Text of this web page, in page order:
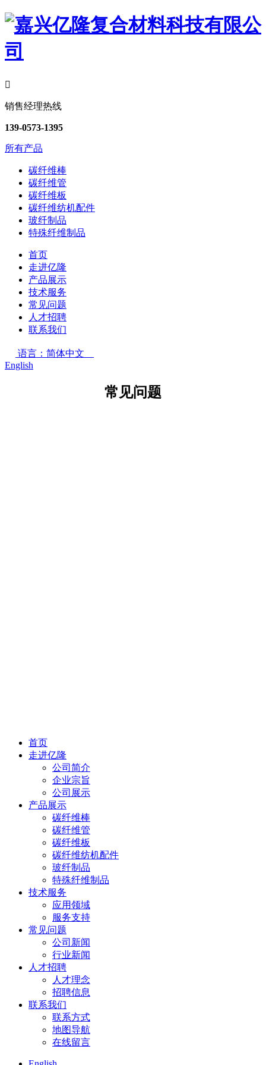

销售经理热线
139-0573-1395
所有产品
碳纤维棒
碳纤维管
碳纤维板
碳纤维纺机配件
玻纤制品
特殊纤维制品
首页
走进亿隆
产品展示
技术服务
常见问题
人才招聘
联系我们
语言：简体中文
English
常见问题
首页
走进亿隆
公司简介
企业宗旨
公司展示
产品展示
碳纤维棒
碳纤维管
碳纤维板
碳纤维纺机配件
玻纤制品
特殊纤维制品
技术服务
应用领域
服务支持
常见问题
公司新闻
行业新闻
人才招聘
人才理念
招聘信息
联系我们
联系方式
地图导航
在线留言